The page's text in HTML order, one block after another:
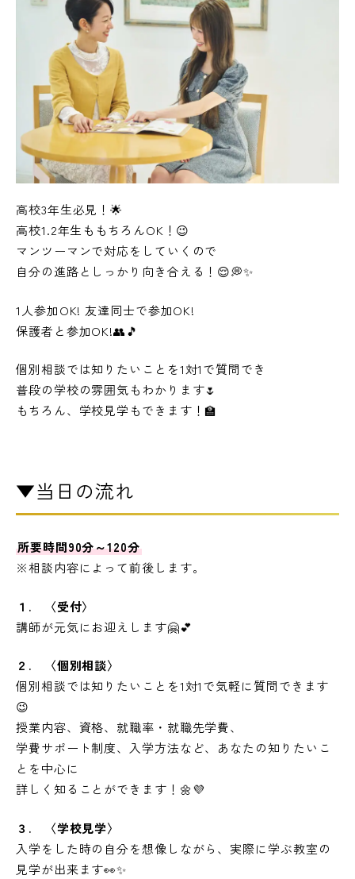
高校3年生必見！🌟
高校1.2年生ももちろんOK！😉
マンツーマンで対応をしていくので
自分の進路としっかり向き合える！😌💭✨
1人参加OK! 友達同士で参加OK!
保護者と参加OK!👥🎵
個別相談では知りたいことを1対1で質問でき
普段の学校の雰囲気もわかります🌷
もちろん、学校見学もできます！🏫
▼当日の流れ
所要時間90分～120分
※相談内容によって前後します。
１. 〈受付〉
講師が元気にお迎えします🤗💕
２. 〈個別相談〉
個別相談では知りたいことを1対1で気軽に質問できます
😉
授業内容、資格、就職率・就職先学費、
学費サポート制度、入学方法など、あなたの知りたいこ
とを中心に
詳しく知ることができます！🌼💜
３. 〈学校見学〉
入学をした時の自分を想像しながら、実際に学ぶ教室の
見学が出来ます👀✨